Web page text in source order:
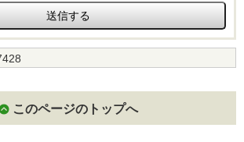
このページのトップへ